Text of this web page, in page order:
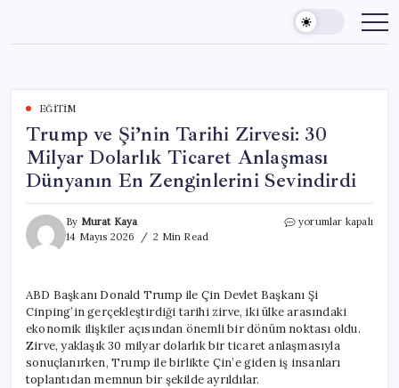
content
EĞITIM
Trump ve Şi’nin Tarihi Zirvesi: 30
Milyar Dolarlık Ticaret Anlaşması
Dünyanın En Zenginlerini Sevindirdi
By Murat Kaya
14 Mayıs 2026
2 Min Read
Trump
30
Milyar
Dolarlık
Ticaret
Anlaşması
yorumlar kapalı
ABD Başkanı Donald Trump ile Çin Devlet Başkanı Şi
Cinping’in gerçekleştirdiği tarihi zirve, iki ülke arasındaki
ekonomik ilişkiler açısından önemli bir dönüm noktası oldu.
Zirve, yaklaşık 30 milyar dolarlık bir ticaret anlaşmasıyla
sonuçlanırken, Trump ile birlikte Çin’e giden iş insanları
toplantıdan memnun bir şekilde ayrıldılar.